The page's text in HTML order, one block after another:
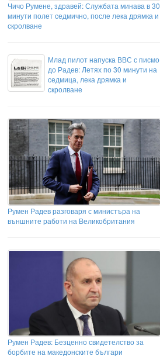
Чичо Румене, здравей: Службата минава в 30
минути полет седмично, после лека дрямка и
скролване
Млад пилот напуска ВВС с писмо
до Радев: Летях по 30 минути на
седмица, лека дрямка и
скролване
Румен Радев разговаря с министъра на
външните работи на Великобритания
Румен Радев: Безценно свидетелство за
борбите на македонските българи